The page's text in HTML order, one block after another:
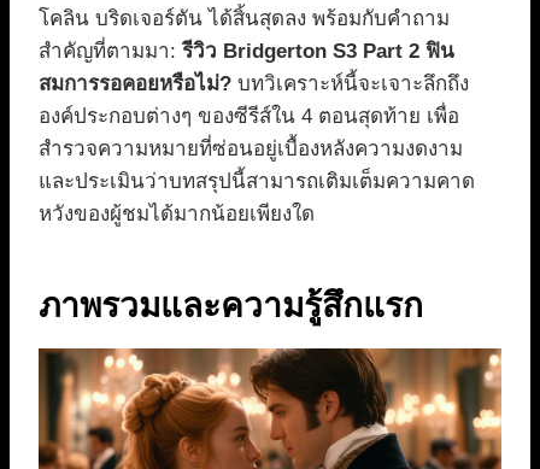
โคลิน บริดเจอร์ตัน ได้สิ้นสุดลง พร้อมกับคำถาม
สำคัญที่ตามมา:รีวิว Bridgerton S3 Part 2 ฟิน
สมการรอคอยหรือไม่? บทวิเคราะห์นี้จะเจาะลึกถึง
องค์ประกอบต่างๆ ของซีรีส์ใน 4 ตอนสุดท้าย เพื่อ
สำรวจความหมายที่ซ่อนอยู่เบื้องหลังความงดงาม
และประเมินว่าบทสรุปนี้สามารถเติมเต็มความคาด
หวังของผู้ชมได้มากน้อยเพียงใด
ภาพรวมและความรู้สึกแรก